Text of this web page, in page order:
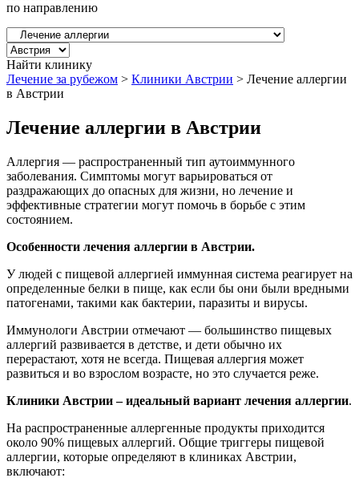
по направлению
Найти клинику
Лечение за рубежом > Клиники Австрии > Лечение аллергии
в Австрии
Лечение аллергии в Австрии
Аллергия — распространенный тип аутоиммунного
заболевания. Симптомы могут варьироваться от
раздражающих до опасных для жизни, но лечение и
эффективные стратегии могут помочь в борьбе с этим
состоянием.
Особенности лечения аллергии в Австрии.
У людей с пищевой аллергией иммунная система реагирует на
определенные белки в пище, как если бы они были вредными
патогенами, такими как бактерии, паразиты и вирусы.
Иммунологи Австрии отмечают — большинство пищевых
аллергий развивается в детстве, и дети обычно их
перерастают, хотя не всегда. Пищевая аллергия может
развиться и во взрослом возрасте, но это случается реже.
Клиники Австрии – идеальный вариант лечения аллергии.
На распространенные аллергенные продукты приходится
около 90% пищевых аллергий. Общие триггеры пищевой
аллергии, которые определяют в клиниках Австрии,
включают: